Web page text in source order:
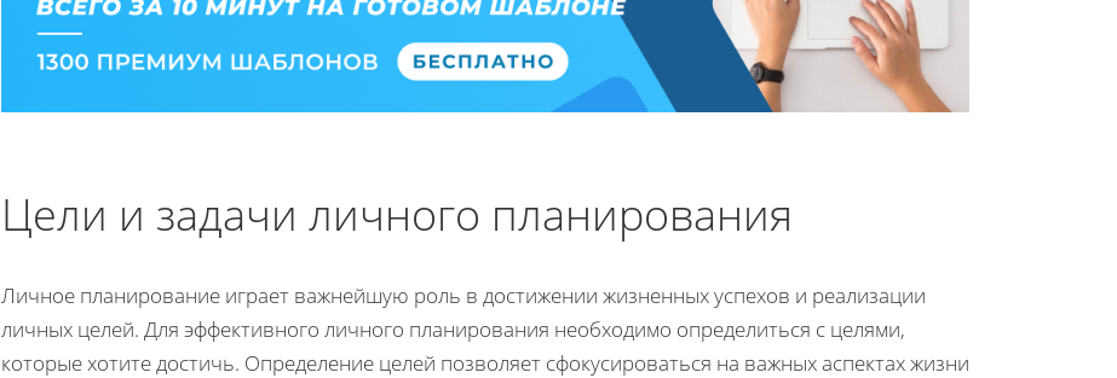
Цели и задачи личного планирования
Личное планирование играет важнейшую роль в достижении жизненных успехов и реализации
личных целей. Для эффективного личного планирования необходимо определиться с целями,
которые хотите достичь. Определение целей позволяет сфокусироваться на важных аспектах жизни